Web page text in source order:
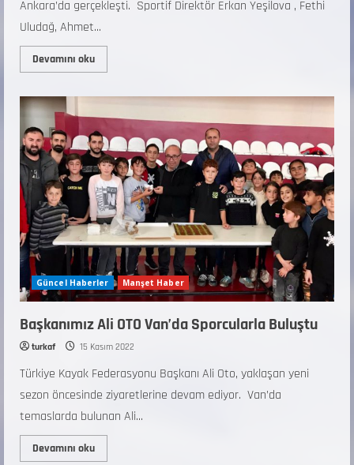
Ankara’da gerçekleşti. Sportif Direktör Erkan Yeşilova , Fethi
Uludağ, Ahmet...
Devamını oku
Güncel Haberler Manşet Haber
Başkanımız Ali OTO Van’da Sporcularla Buluştu
turkaf 15 Kasım 2022
Türkiye Kayak Federasyonu Başkanı Ali Oto, yaklaşan yeni
sezon öncesinde ziyaretlerine devam ediyor. Van’da
temaslarda bulunan Ali...
Devamını oku